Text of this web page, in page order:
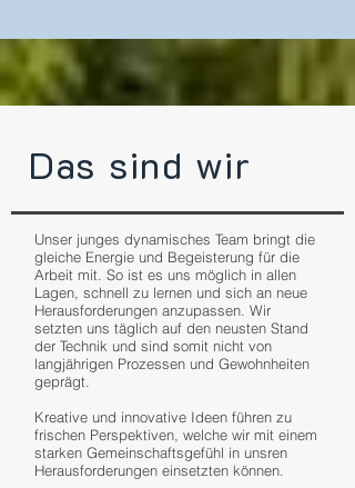
Das sind wir
Unser junges dynamisches Team bringt die
gleiche Energie und Begeisterung für die
Arbeit mit. So ist es uns möglich in allen
Lagen, schnell zu lernen und sich an neue
Herausforderungen anzupassen. Wir
setzten uns täglich auf den neusten Stand
der Technik und sind somit nicht von
langjährigen Prozessen und Gewohnheiten
geprägt.
Kreative und innovative Ideen führen zu
frischen Perspektiven, welche wir mit einem
starken Gemeinschaftsgefühl in unsren
Herausforderungen einsetzten können.